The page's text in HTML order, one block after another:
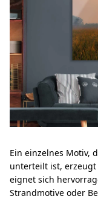
Ein einzelnes Motiv,
unterteilt ist, erzeugt
eignet sich
Strandmotive oder